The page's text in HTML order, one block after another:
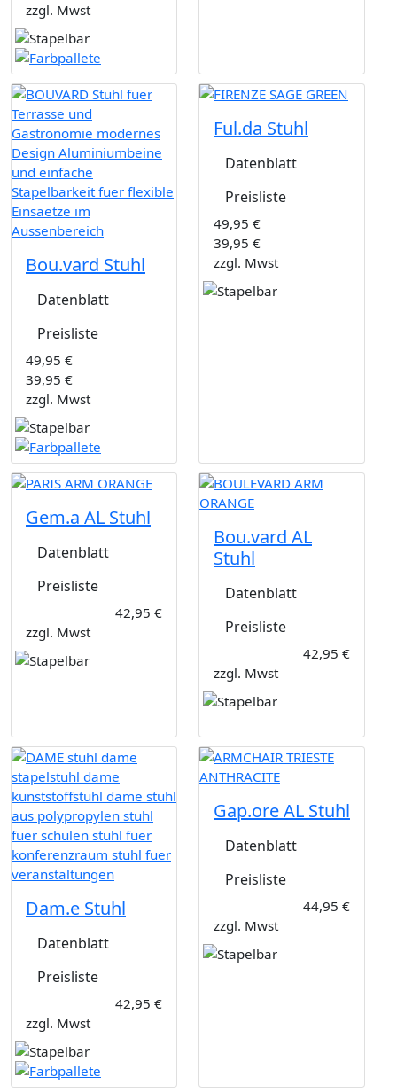
zzgl. Mwst
Bou.vard Stuhl
Datenblatt
Preisliste
49,95 €
39,95 €
zzgl. Mwst
Ful.da Stuhl
Datenblatt
Preisliste
49,95 €
39,95 €
zzgl. Mwst
Gem.a AL Stuhl
Datenblatt
Preisliste
42,95 €
zzgl. Mwst
Bou.vard AL
Stuhl
Datenblatt
Preisliste
42,95 €
zzgl. Mwst
Dam.e Stuhl
Datenblatt
Preisliste
42,95 €
zzgl. Mwst
Gap.ore AL Stuhl
Datenblatt
Preisliste
44,95 €
zzgl. Mwst